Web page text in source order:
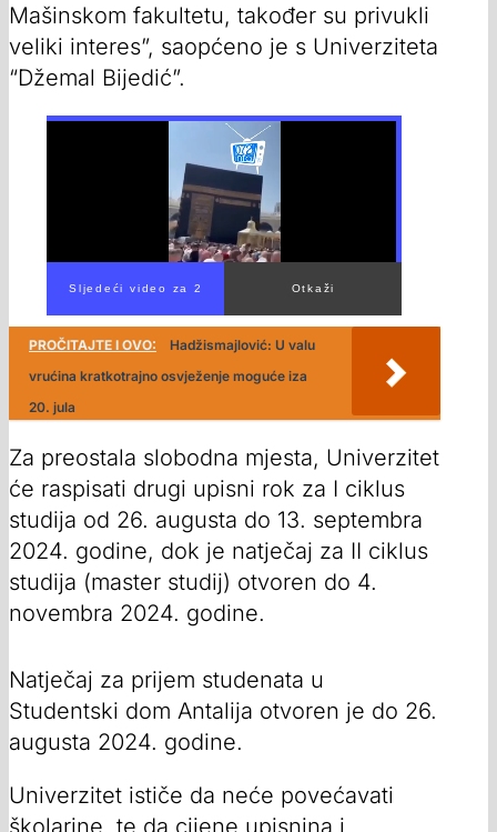
Mašinskom fakultetu, također su privukli
veliki interes”, saopćeno je s Univerziteta
“Džemal Bijedić”.
PROČITAJTE I OVO:
Hadžismajlović: U valu
vrućina kratkotrajno osvježenje moguće iza
20. jula
Za preostala slobodna mjesta, Univerzitet
će raspisati drugi upisni rok za I ciklus
studija od 26. augusta do 13. septembra
2024. godine, dok je natječaj za II ciklus
studija (master studij) otvoren do 4.
novembra 2024. godine.
Natječaj za prijem studenata u
Studentski dom Antalija otvoren je do 26.
augusta 2024. godine.
Univerzitet ističe da neće povećavati
školarine, te da cijene upisnina i